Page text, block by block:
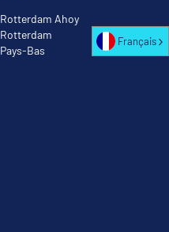
Rotterdam Ahoy
Rotterdam
Pays-Bas
Français